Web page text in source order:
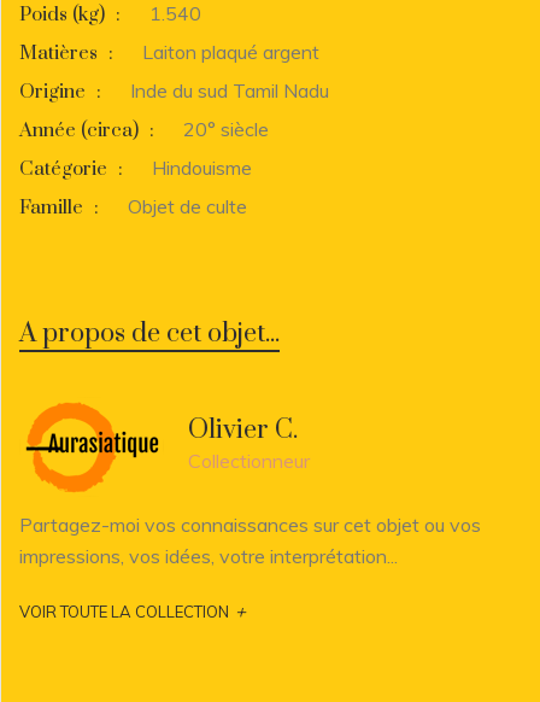
Poids (kg) :
1.540
Matières :
Laiton plaqué argent
Origine :
Inde du sud Tamil Nadu
Année (circa) :
20° siècle
Catégorie :
Hindouisme
Famille : Objet de culte
A propos de cet objet...
Olivier C.
Collectionneur
Partagez-moi vos connaissances sur cet objet ou vos
impressions, vos idées, votre interprétation...
VOIR TOUTE LA COLLECTION +